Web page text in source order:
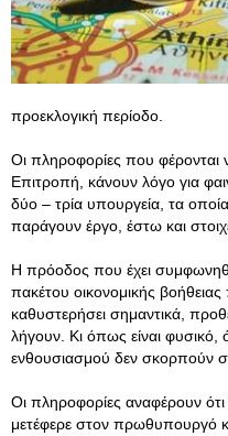
προεκλογική περίοδο.
Οι πληροφορίες που
Επιτροπή, κάνουν λόγο για
δύο – τρία υπουργεία, τα
παράγουν έργο, έστω και
Η πρόοδος που έχει
πακέτου οικονομικής
καθυστερήσει σημαντικά,
λήγουν. Κι όπως είναι
ενθουσιασμού δεν σκορπούν
Οι πληροφορίες αναφέρουν
μετέφερε στον πρωθυπουργό